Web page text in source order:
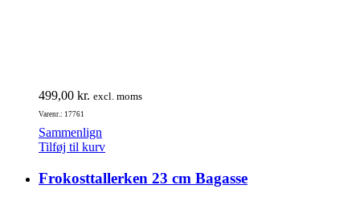
499,00 kr. excl. moms
Varenr.: 17761
Sammenlign
Tilføj til kurv
Frokosttallerken 23 cm Bagasse